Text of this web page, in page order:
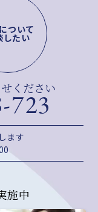
ください
723
ます
ついて
したい
施中